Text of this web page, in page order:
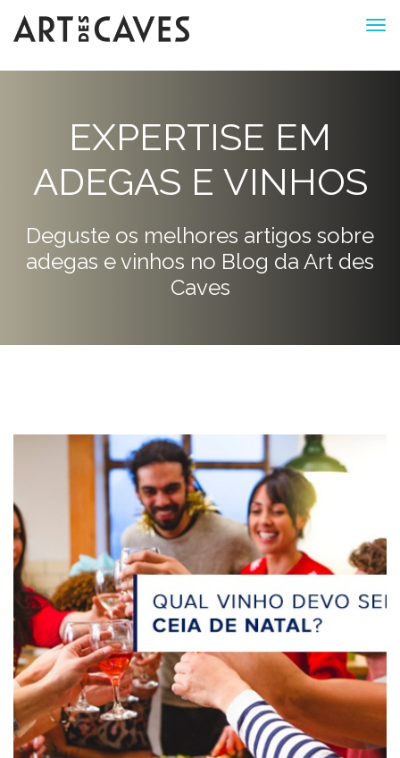
EXPERTISE EM
ADEGAS E VINHOS
Deguste os melhores artigos sobre
adegas e vinhos no Blog da Art des
Caves